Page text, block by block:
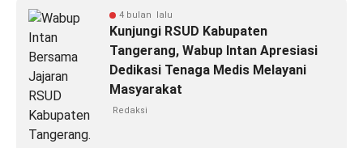
4 bulan lalu
Kunjungi RSUD Kabupaten
Tangerang, Wabup Intan Apresiasi
Dedikasi Tenaga Medis Melayani
Masyarakat
Redaksi